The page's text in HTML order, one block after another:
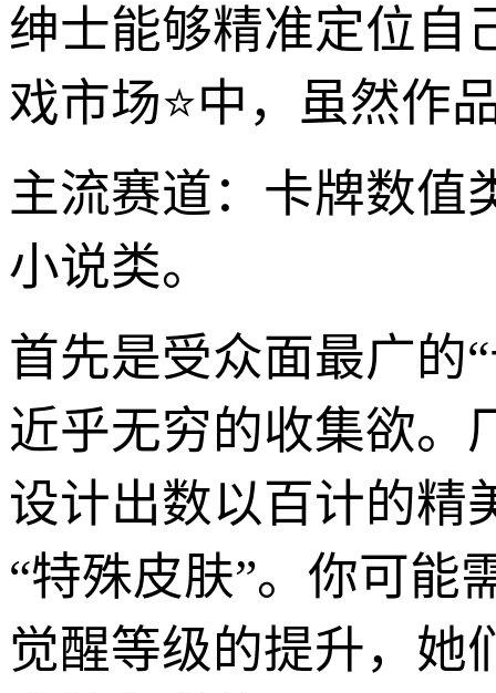
绅士能够精准定位自
戏市场⭐中，虽然作
主流赛道：卡牌数值
小说类。
首先是受众面最广的
近乎无穷的收集欲。
设计出数以百计的精
“特殊皮肤”。你可能
觉醒等级的提升，她